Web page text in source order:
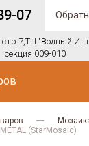
07
ТЦ "Водный
секция 009-010
METAL (StarMosaic)